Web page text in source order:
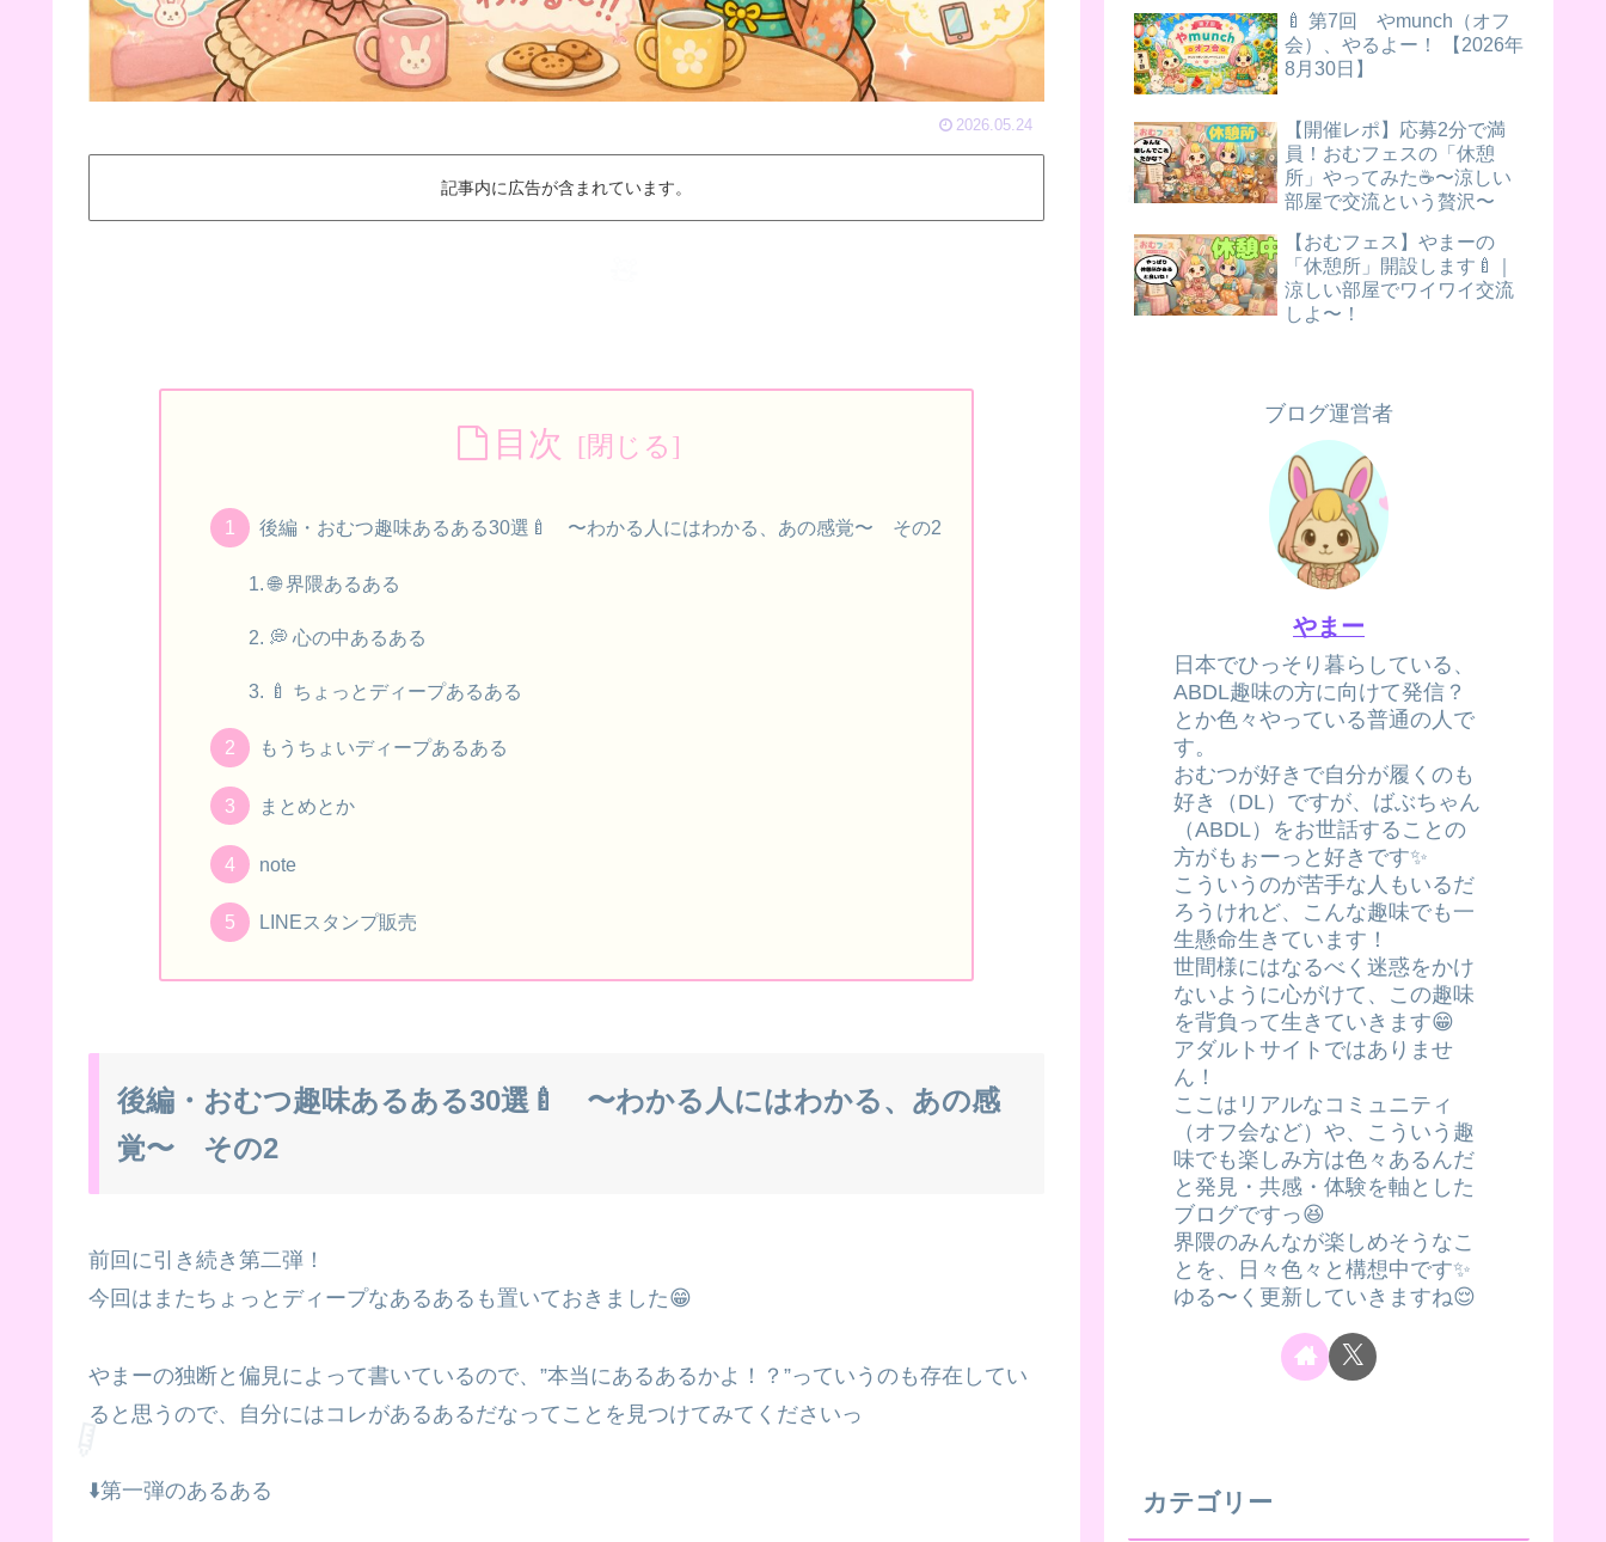
2026.05.24
記事内に広告が含まれています。
目次
後編・おむつ趣味あるある30選🍼 〜わかる人にはわかる、あの感覚〜 その2
🌐 界隈あるある
💭 心の中あるある
🍼 ちょっとディープあるある
もうちょいディープあるある
まとめとか
note
LINEスタンプ販売
後編・おむつ趣味あるある30選🍼 〜わかる人にはわかる、あの感
覚〜 その2
前回に引き続き第二弾！
今回はまたちょっとディープなあるあるも置いておきました😁
やまーの独断と偏見によって書いているので、”本当にあるあるかよ！？”っていうのも存在してい
ると思うので、自分にはコレがあるあるだなってことを見つけてみてくださいっ
⬇️第一弾のあるある
🍼 第7回 やmunch（オフ
会）、やるよー！ 【2026年
8月30日】
【開催レポ】応募2分で満
員！おむフェスの「休憩
所」やってみた☕️〜涼しい
部屋で交流という贅沢〜
【おむフェス】やまーの
「休憩所」開設します🍼｜
涼しい部屋でワイワイ交流
しよ〜！
ブログ運営者
やまー
日本でひっそり暮らしている、
ABDL趣味の方に向けて発信？
とか色々やっている普通の人で
す。
おむつが好きで自分が履くのも
好き（DL）ですが、ばぶちゃん
（ABDL）をお世話することの
方がもぉーっと好きです✨
こういうのが苦手な人もいるだ
ろうけれど、こんな趣味でも一
生懸命生きています！
世間様にはなるべく迷惑をかけ
ないように心がけて、この趣味
を背負って生きていきます😁
アダルトサイトではありませ
ん！
ここはリアルなコミュニティ
（オフ会など）や、こういう趣
味でも楽しみ方は色々あるんだ
と発見・共感・体験を軸とした
ブログですっ😆
界隈のみんなが楽しめそうなこ
とを、日々色々と構想中です✨
ゆる〜く更新していきますね😌
カテゴリー